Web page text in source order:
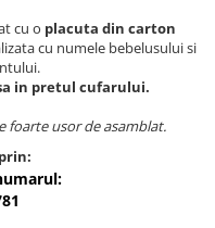
cu o placuta din carton
cu numele bebelusului si
in pretul cufarului.
foarte usor de asamblat.